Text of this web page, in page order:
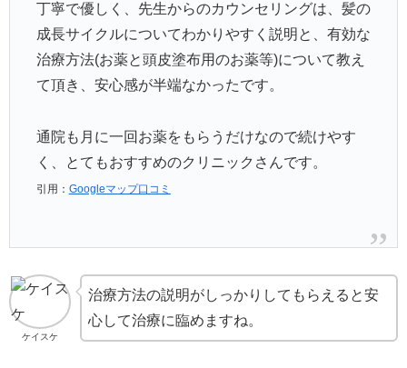
丁寧で優しく、先生からのカウンセリングは、髪の
成長サイクルについてわかりやすく説明と、有効な
治療方法(お薬と頭皮塗布用のお薬等)について教え
て頂き、安心感が半端なかったです。
通院も月に一回お薬をもらうだけなので続けやす
く、とてもおすすめのクリニックさんです。
引用： Googleマップ口コミ
ケイスケ
治療方法の説明がしっかりしてもらえると安
心して治療に臨めますね。